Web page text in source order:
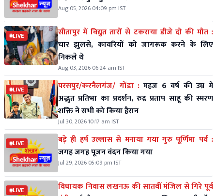
Aug 05, 2026 04:09 pm IST
LIVE
सीतापुर में विद्युत तारों से टकराया डीजे दो की मौत :
चार झुलसे, कावरियों को जागरूक करने के लिए
निकले थे
Aug 03, 2026 06:24 am IST
LIVE परसपुर/करनैलगंज/ गोंडा : महज 6 वर्ष की उम्र में
अद्भुत प्रतिभा का प्रदर्शन, रुद्र प्रताप साहू की स्मरण
शक्ति ने सभी को किया हैरान
Jul 30, 2026 10:17 am IST
LIVE
बड़े ही हर्ष उल्लास से मनाया गया गुरु पूर्णिमा पर्व :
जगह जगह पूजन वंदन किया गया
Jul 29, 2026 05:09 pm IST
LIVE
विधायक निवास लखनऊ की सातवीं मंजिल से गिरे पूर्व